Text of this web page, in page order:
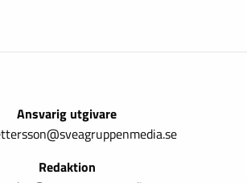
Ansvarig utgivare
Redaktion